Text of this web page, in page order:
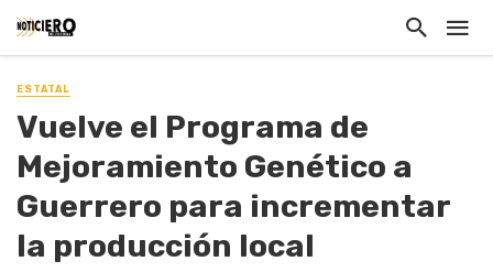
ESTATAL
Vuelve el Programa de
Mejoramiento Genético a
Guerrero para incrementar
la producción local